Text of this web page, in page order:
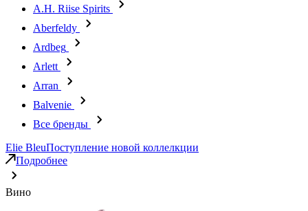
A.H. Riise Spirits
Aberfeldy
Ardbeg
Arlett
Arran
Balvenie
Все бренды
Elie BleuПоступление новой коллелкции
Подробнее
Вино